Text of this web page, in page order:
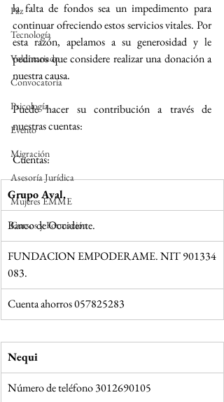
Paz
Tecnología
Voluntariado
Convocatoria
Psicología
Evento
Migración
Asesoría Jurídica
Mujeres EMME
Cursos y Formación
la falta de fondos sea un impedimento para
continuar ofreciendo estos servicios vitales. Por
esta razón, apelamos a su generosidad y le
pedimos que considere realizar una donación a
nuestra causa.
Puede hacer su contribución a través de
nuestras cuentas:
Cuentas:
Grupo Aval.
Banco de Occidente.
FUNDACION EMPODERAME. NIT 901334
083.
Cuenta ahorros 057825283
Nequi
Número de teléfono 3012690105